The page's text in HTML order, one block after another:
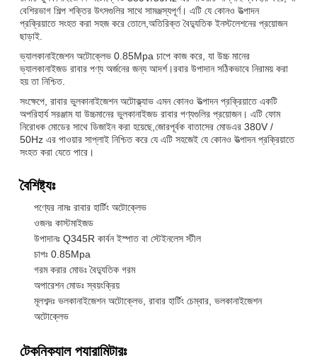
বেশিরভাগ শিল্প শক্তির উৎসগুলির সাথে সামঞ্জস্যপূর্ণ। এটি যে কোনও উত্পাদন
প্রক্রিয়াতে সংহত করা সহজ করে তোলে,অতিরিক্ত বৈদ্যুতিক ইনস্টলেশনের প্রয়োজন
ছাড়াই.
ভ্যালকানাইজেশন অটোক্লেভ 0.85Mpa চাপে কাজ করে, যা উচ্চ মানের
ভ্যালকানাইজড রাবার পণ্য অর্জনের জন্য আদর্শ।রবার উপাদান সঠিকভাবে নিরাময় করা
হয় তা নিশ্চিত.
সংক্ষেপে, রাবার ভুলকানাইজেশন অটোক্ল্যাভ এমন কোনও উত্পাদন প্রক্রিয়াতে একটি
অপরিহার্য সরঞ্জাম যা উচ্চমানের ভুলকানাইজড রাবার পণ্যগুলির প্রয়োজন। এটি ফোম
নিরোধক মোডের সাথে ডিজাইন করা হয়েছে,জোরপূর্বক বাতাসের মোডএর 380V /
50Hz এর পাওয়ার সাপ্লাই নিশ্চিত করে যে এটি সহজেই যে কোনও উত্পাদন প্রক্রিয়াতে
সংহত করা যেতে পারে।
বৈশিষ্ট্যঃ
পণ্যের নামঃ রাবার হার্টিং অটোক্লেভ
ওজনঃ কাস্টমাইজড
উপাদানঃ Q345R কার্বন ইস্পাত বা স্টেইনলেস স্টীল
চাপঃ 0.85Mpa
গরম করার মোডঃ বৈদ্যুতিক গরম
অপারেশন মোডঃ স্বয়ংক্রিয়
মূলশব্দঃ ভলকানাইজেশন অটোক্লেভ, রাবার হার্টিং চেম্বার, ভলকানাইজেশন
অটোক্লেভ
টেকনিক্যাল প্যারামিটারঃ